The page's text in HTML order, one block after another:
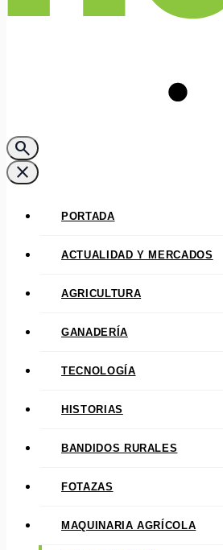
search
close
PORTADA
ACTUALIDAD Y MERCADOS
AGRICULTURA
GANADERÍA
TECNOLOGÍA
HISTORIAS
BANDIDOS RURALES
FOTAZAS
MAQUINARIA AGRÍCOLA